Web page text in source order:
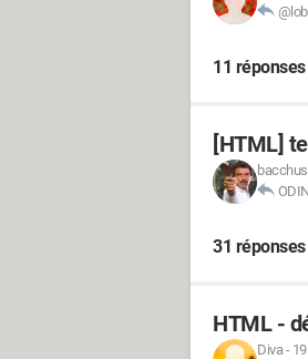
11 réponses
[HTML]
31 réponses
HTML -
Diva-